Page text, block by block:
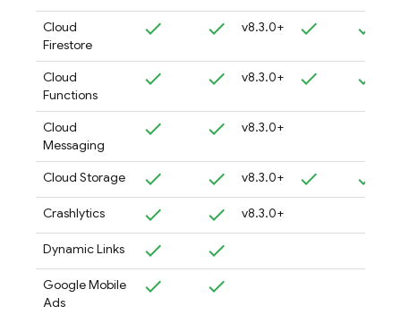
Cloud
Firestore
v8.3.0+
Cloud
Functions
v8.3.0+
Cloud
Messaging
v8.3.0+
Cloud Storage v8.3.0+
Crashlytics v8.3.0+
Dynamic Links
Google Mobile
Ads